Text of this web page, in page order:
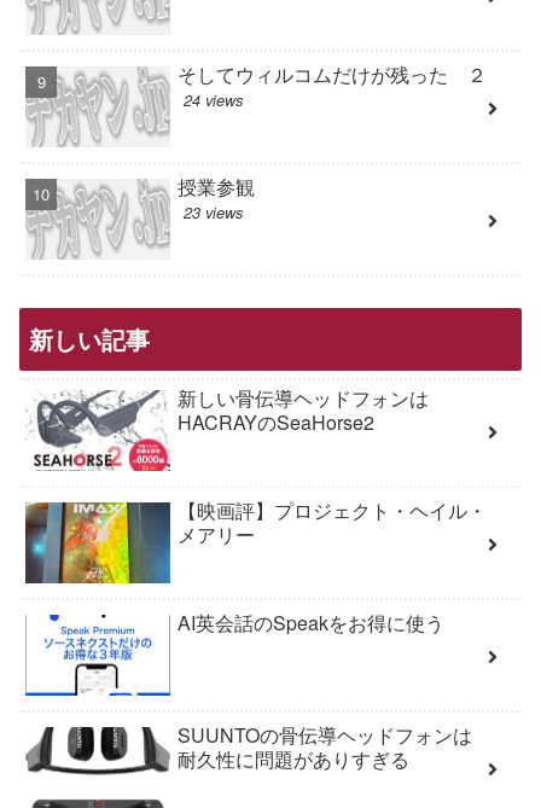
そしてウィルコムだけが残った ２
24 views
授業参観
23 views
新しい記事
新しい骨伝導ヘッドフォンは
HACRAYのSeaHorse2
【映画評】プロジェクト・ヘイル・
メアリー
AI英会話のSpeakをお得に使う
SUUNTOの骨伝導ヘッドフォンは
耐久性に問題がありすぎる